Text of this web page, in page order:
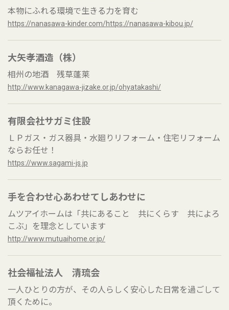
本物にふれる環境で生きる力を育む
https://nanasawa-kinder.com/https://nanasawa-kibou.jp/
大矢孝酒造（株）
相州の地酒 残草蓬莱
http://www.kanagawa-jizake.or.jp/ohyatakashi/
有限会社サガミ住設
ＬＰガス・ガス器具・水廻りリフォーム・住宅リフォーム
ならお任せ！
https://www.sagami-js.jp
手を合わせ心あわせてしあわせに
ムツアイホームは「共にあること 共にくらす 共によろ
こぶ」を理念としています
http://www.mutuaihome.or.jp/
社会福祉法人 清琉会
一人ひとりの方が、その人らしく安心した日常を過ごして
頂くために。